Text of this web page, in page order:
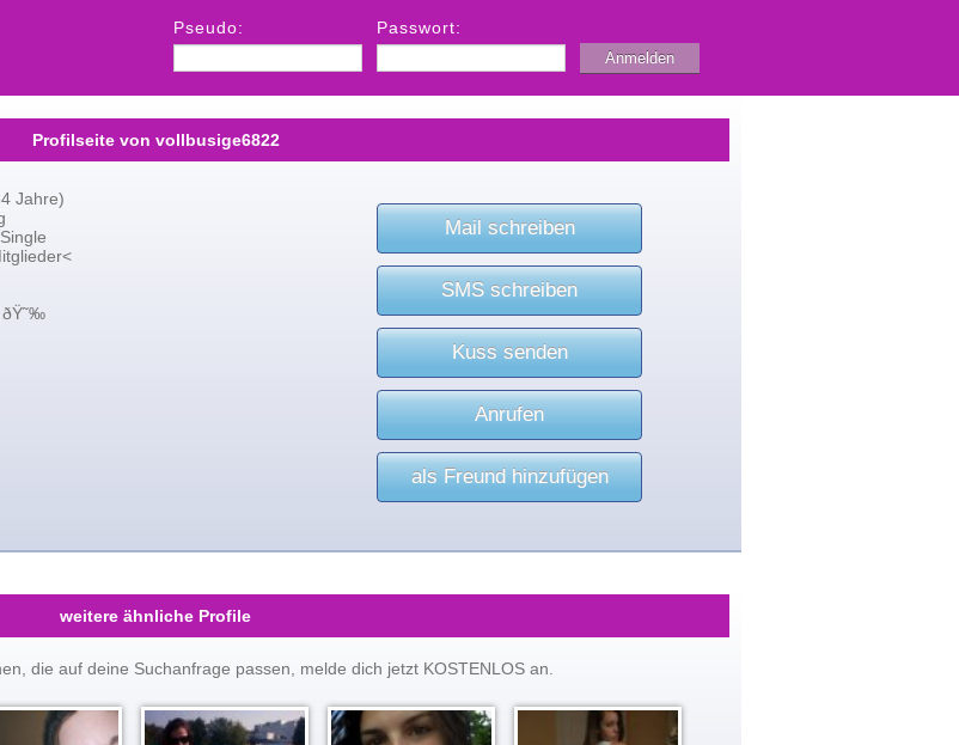
Pseudo: Passwort:
Profilseite von vollbusige6822
Jahre)
ðŸ˜‰
Mail schreiben
SMS schreiben
Kuss senden
Anrufen
als Freund hinzufügen
weitere ähnliche Profile
die auf deine Suchanfrage passen, melde dich jetzt KOSTENLOS an.